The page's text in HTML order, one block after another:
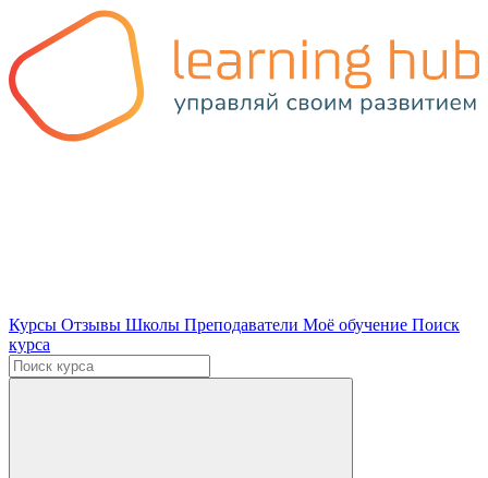
Курсы Отзывы Школы Преподаватели Моё обучение Поиск
курса